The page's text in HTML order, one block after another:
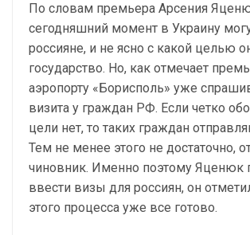
По словам премьера Арсения
сегодняшний момент в Украину
россияне, и не ясно с какой целью
государство. Но, как отмечает
аэропорту «Борисполь» уже
визита у граждан РФ. Если четко
цели нет, то таких граждан
Тем не менее этого не достаточно,
чиновник. Именно поэтому Яценюк
ввести визы для россиян, он
этого процесса уже все готово.